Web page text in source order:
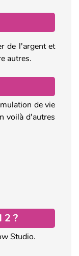
de l'argent et
autres.
de vie
voilà d'autres
2 ?
Studio.